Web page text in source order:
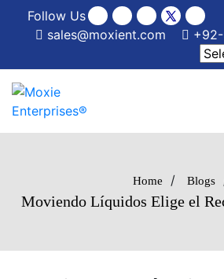
Follow Us
sales@moxient.com
Home / Blogs
Moviendo Líquidos Elige el